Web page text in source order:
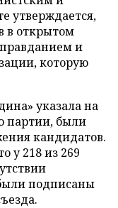
утверждается,
в открытом
и
которую
указала на
партии, были
кандидатов.
у 218 из 269
подписаны